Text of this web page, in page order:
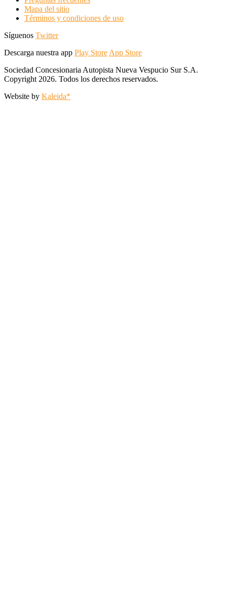
Mapa del sitio
Términos y condiciones de uso
Síguenos Twitter
Descarga nuestra app Play Store App Store
Sociedad Concesionaria Autopista Nueva Vespucio Sur S.A.
Copyright 2026. Todos los derechos reservados.
Website by Kaleida*